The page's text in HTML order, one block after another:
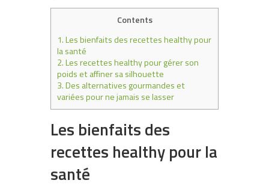
Contents
1.Les bienfaits des recettes healthy pour
la santé
2.Les recettes healthy pour gérer son
poids et affiner sa silhouette
3.Des alternatives gourmandes et
variées pour ne jamais se lasser
Les bienfaits des
recettes healthy pour la
santé